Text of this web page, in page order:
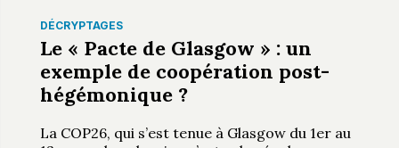
DÉCRYPTAGES
Le « Pacte de Glasgow » : un
exemple de coopération post-
hégémonique ?
La COP26, qui s’est tenue à Glasgow du 1er au